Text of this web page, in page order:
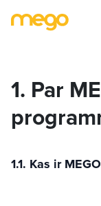
1. Par
1.1. Kas ir